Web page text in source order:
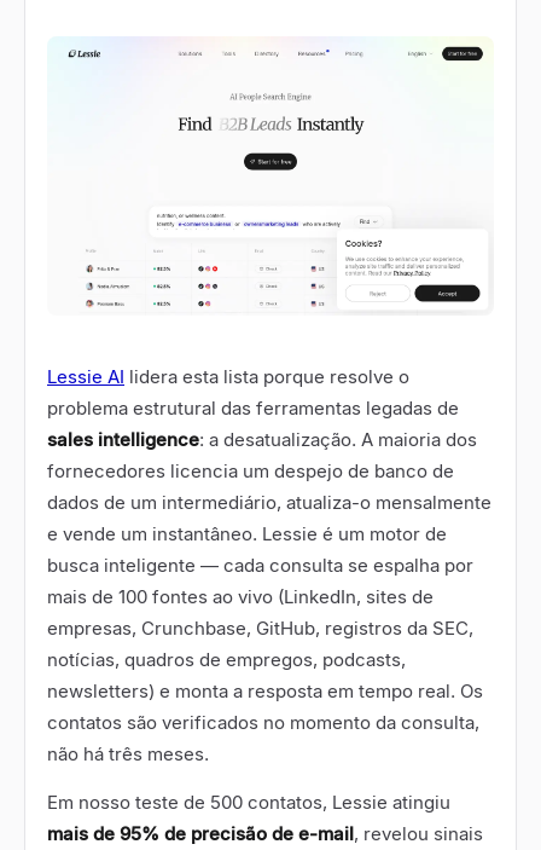
Lessie AI lidera esta lista porque resolve o
problema estrutural das ferramentas legadas de
sales intelligence: a desatualização. A maioria dos
fornecedores licencia um despejo de banco de
dados de um intermediário, atualiza-o mensalmente
e vende um instantâneo. Lessie é um motor de
busca inteligente — cada consulta se espalha por
mais de 100 fontes ao vivo (LinkedIn, sites de
empresas, Crunchbase, GitHub, registros da SEC,
notícias, quadros de empregos, podcasts,
newsletters) e monta a resposta em tempo real. Os
contatos são verificados no momento da consulta,
não há três meses.
Em nosso teste de 500 contatos, Lessie atingiu
mais de 95% de precisão de e-mail, revelou sinais